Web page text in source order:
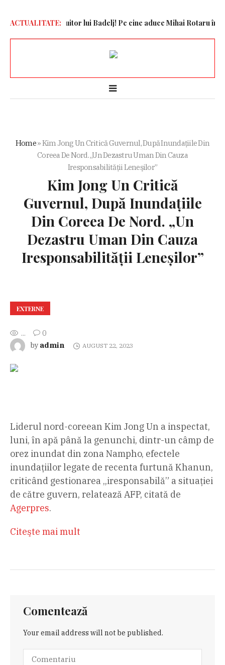
ACTUALITATE:
i-a găsit înlocuitor lui Badelj! Pe cine aduce Mihai Rotaru în
Home»Kim Jong Un Critică Guvernul, După Inundațiile Din
Coreea De Nord. „Un Dezastru Uman Din Cauza
Iresponsabilităţii Leneşilor”
Kim Jong Un Critică
Guvernul, După Inundațiile
Din Coreea De Nord. „Un
Dezastru Uman Din Cauza
Iresponsabilităţii Leneşilor”
EXTERNE
...
0
by admin AUGUST 22, 2023
Liderul nord-coreean Kim Jong Un a inspectat,
luni, în apă până la genunchi, dintr-un câmp de
orez inundat din zona Nampho, efectele
inundaţiilor legate de recenta furtună Khanun,
criticând gestionarea „iresponsabilă” a situației
de către guvern, relatează AFP, citată de
Agerpres.
Citeşte mai mult
Comentează
Your email address will not be published.